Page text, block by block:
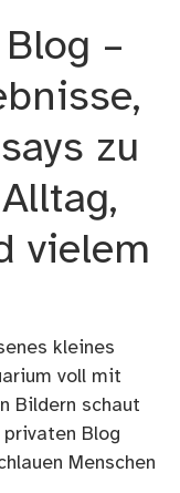
–
zu
vielem
kleines
voll mit
Bildern schaut
Blog
Menschen